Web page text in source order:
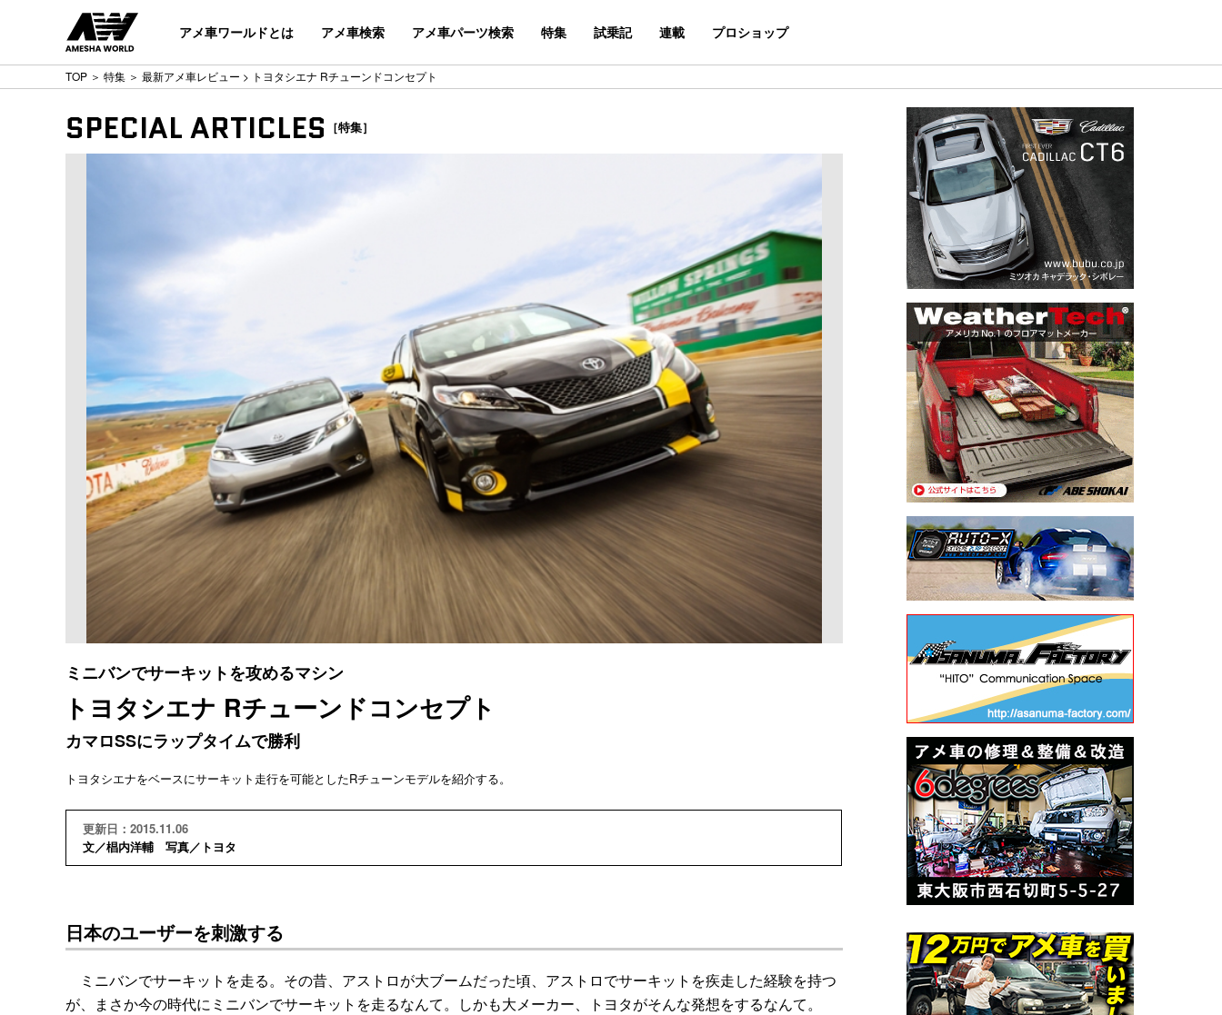
アメ車ワールドとは アメ車検索 アメ車パーツ検索 特集 試乗記 連載 プロショップ
TOP ＞ 特集 ＞ 最新アメ車レビュー > トヨタシエナ Rチューンドコンセプト
SPECIAL ARTICLES ［特集］
ミニバンでサーキットを攻めるマシン
トヨタシエナ Rチューンドコンセプト
カマロSSにラップタイムで勝利
トヨタシエナをベースにサーキット走行を可能としたRチューンモデルを紹介する。
更新日：2015.11.06
文／椙内洋輔 写真／トヨタ
日本のユーザーを刺激する
ミニバンでサーキットを走る。その昔、アストロが大ブームだった頃、アストロでサーキットを疾走した経験を持つ
が、まさか今の時代にミニバンでサーキットを走るなんて。しかも大メーカー、トヨタがそんな発想をするなんて。